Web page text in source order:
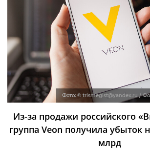
Фото: © trismegist@yandex.ru /
Из-за продажи российского
группа Veon получила убыток
млрд